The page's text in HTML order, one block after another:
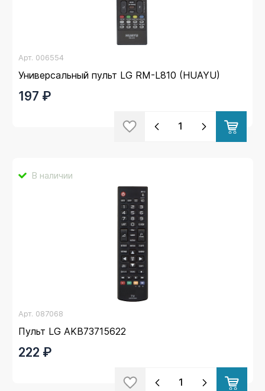
Арт. 006554
Универсальный пульт LG RM-L810 (HUAYU)
197 ₽
В наличии
Арт. 087068
Пульт LG AKB73715622
222 ₽